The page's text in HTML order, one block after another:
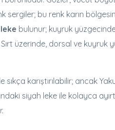
sergiler; bu renk karın
bulunur; kuyruk yüzgecinde
üzerinde, dorsal ve kuyruk
sıkça karıştırılabilir; ancak
siyah leke ile kolayca